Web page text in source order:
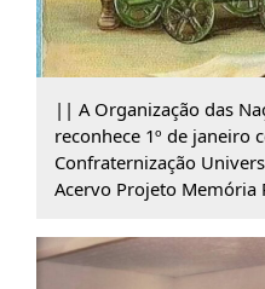
|| A Organização das
reconhece 1º de janeiro
Confraternização
Acervo Projeto Memória